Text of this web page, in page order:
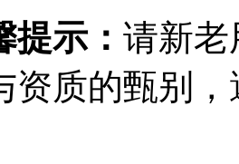
示： 请新老
资质的甄别